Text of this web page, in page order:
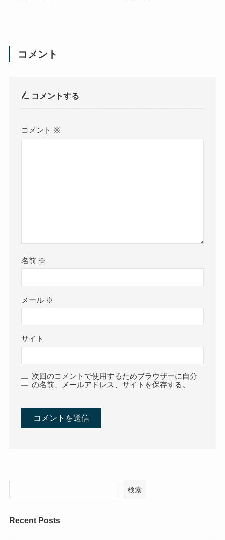
コメント
コメントする
コメント ※
名前 ※
メール ※
サイト
次回のコメントで使用するためブラウザーに自分
の名前、メールアドレス、サイトを保存する。
検索
Recent Posts